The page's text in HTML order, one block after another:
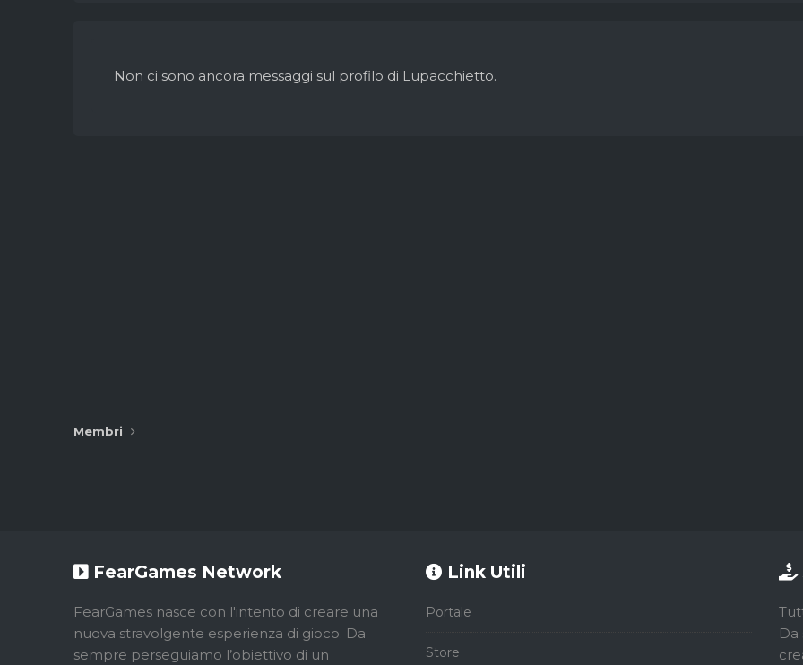
Non ci sono ancora messaggi sul profilo di Lupacchietto.
Membri
FearGames Network
FearGames nasce con l'intento di creare una
nuova stravolgente esperienza di gioco. Da
sempre perseguiamo l’obiettivo di un
Link Utili
Portale
Store